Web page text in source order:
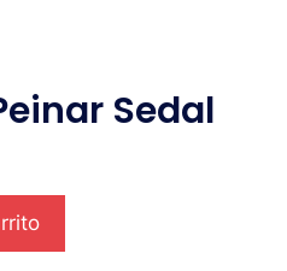
Sedal